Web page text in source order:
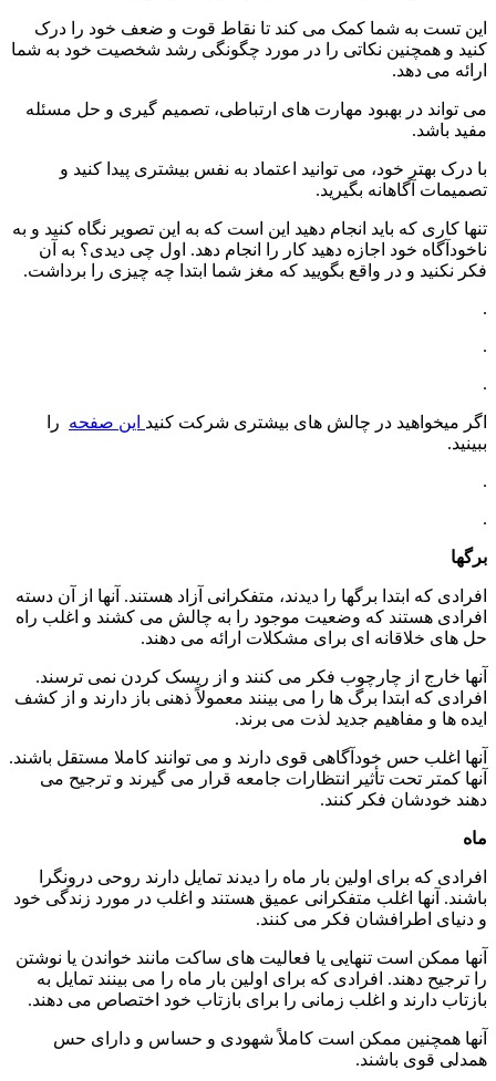
این تست به شما کمک می کند تا نقاط قوت و ضعف خود را درک
کنید و همچنین نکاتی را در مورد چگونگی رشد شخصیت خود به شما
ارائه می دهد.
می تواند در بهبود مهارت های ارتباطی، تصمیم گیری و حل مسئله
مفید باشد.
با درک بهتر خود، می توانید اعتماد به نفس بیشتری پیدا کنید و
تصمیمات آگاهانه بگیرید.
تنها کاری که باید انجام دهید این است که به این تصویر نگاه کنید و به
ناخودآگاه خود اجازه دهید کار را انجام دهد. اول چی دیدی؟ به آن
فکر نکنید و در واقع بگویید که مغز شما ابتدا چه چیزی را برداشت.
.
.
.
اگر میخواهید در چالش های بیشتری شرکت کنید این صفحه را
ببینید.
.
.
برگها
افرادی که ابتدا برگها را دیدند، متفکرانی آزاد هستند. آنها از آن دسته
افرادی هستند که وضعیت موجود را به چالش می کشند و اغلب راه
حل های خلاقانه ای برای مشکلات ارائه می دهند.
آنها خارج از چارچوب فکر می کنند و از ریسک کردن نمی ترسند.
افرادی که ابتدا برگ ها را می بینند معمولاً ذهنی باز دارند و از کشف
ایده ها و مفاهیم جدید لذت می برند.
آنها اغلب حس خودآگاهی قوی دارند و می توانند کاملا مستقل باشند.
آنها کمتر تحت تأثیر انتظارات جامعه قرار می گیرند و ترجیح می
دهند خودشان فکر کنند.
ماه
افرادی که برای اولین بار ماه را دیدند تمایل دارند روحی درونگرا
باشند. آنها اغلب متفکرانی عمیق هستند و اغلب در مورد زندگی خود
و دنیای اطرافشان فکر می کنند.
آنها ممکن است تنهایی یا فعالیت های ساکت مانند خواندن یا نوشتن
را ترجیح دهند. افرادی که برای اولین بار ماه را می بینند تمایل به
بازتاب دارند و اغلب زمانی را برای بازتاب خود اختصاص می دهند.
آنها همچنین ممکن است کاملاً شهودی و حساس و دارای حس
همدلی قوی باشند.